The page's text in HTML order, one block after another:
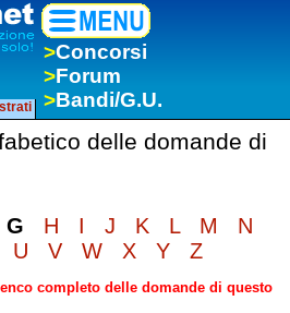
>Concorsi
>Forum
>Bandi/G.U.
delle domande di
G H I J K L M
N
U V W X Y Z
completo delle domande di questo